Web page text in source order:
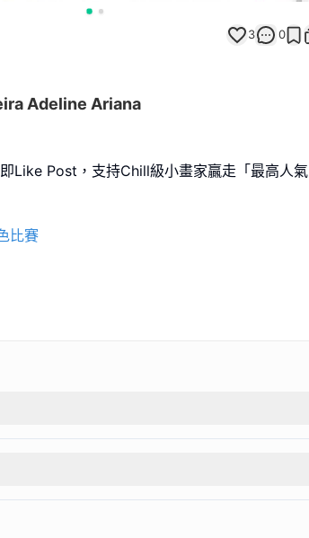
3 0
Adeline Ariana
Like Post，支持Chill級小畫家贏走「最高人氣
比賽